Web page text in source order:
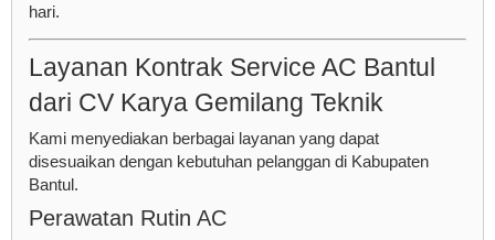
hari.
Layanan Kontrak Service AC Bantul
dari CV Karya Gemilang Teknik
Kami menyediakan berbagai layanan yang dapat
disesuaikan dengan kebutuhan pelanggan di Kabupaten
Bantul.
Perawatan Rutin AC